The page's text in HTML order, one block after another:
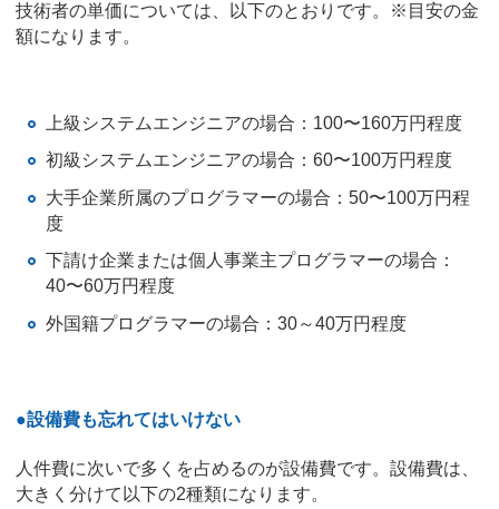
技術者の単価については、以下のとおりです。※目安の金
額になります。
上級システムエンジニアの場合：100〜160万円程度
初級システムエンジニアの場合：60〜100万円程度
大手企業所属のプログラマーの場合：50〜100万円程
度
下請け企業または個人事業主プログラマーの場合：
40〜60万円程度
外国籍プログラマーの場合：30～40万円程度
●設備費も忘れてはいけない
人件費に次いで多くを占めるのが設備費です。設備費は、
大きく分けて以下の2種類になります。